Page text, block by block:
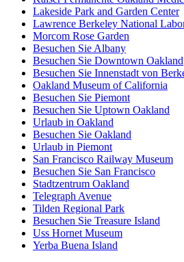
Lakeside Park and Garden Center
Lawrence Berkeley National
Morcom Rose Garden
Besuchen Sie Albany
Besuchen Sie Downtown Oakland
Besuchen Sie Innenstadt von
Oakland Museum of California
Besuchen Sie Piemont
Besuchen Sie Uptown Oakland
Urlaub in Oakland
Besuchen Sie Oakland
Urlaub in Piemont
San Francisco Railway Museum
Besuchen Sie San Francisco
Stadtzentrum Oakland
Telegraph Avenue
Tilden Regional Park
Besuchen Sie Treasure Island
Uss Hornet Museum
Yerba Buena Island